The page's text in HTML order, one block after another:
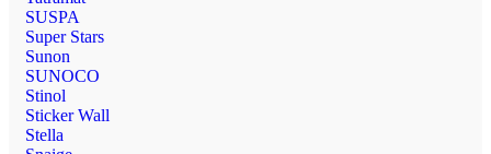
SUSPA
Super Stars
Sunon
SUNOCO
Stinol
Sticker Wall
Stella